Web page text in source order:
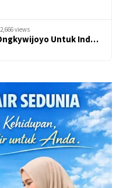
2,666 views
Untuk Ind…